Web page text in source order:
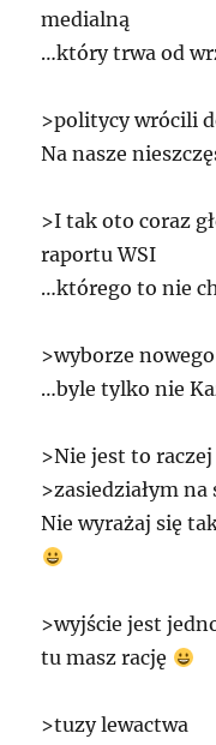
medialną
…który trwa od
>politycy wrócili
Na nasze
>I tak oto coraz
raportuWSI
…którego to nie
>wyborze
…byle tylko nie
>Nie jest to
>zasiedziałym na
Nie wyrażaj się
>wyjście jest
tu masz rację
>tuzy lewactwa